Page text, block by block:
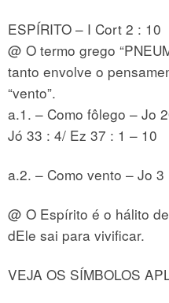
ESPÍRITO – I Cort 2 : 10
@ O termo grego
tanto envolve o
“vento”.
a.1. – Como fôlego – Jo
Jó 33 : 4/ Ez 37 : 1 – 10
a.2. – Como vento – Jo
@ O Espírito é o hálito
dEle sai para vivificar.
VEJA OS SÍMBOLOS